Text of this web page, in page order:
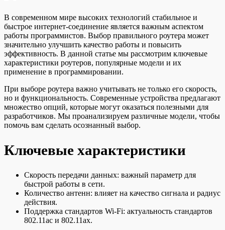
В современном мире высоких технологий стабильное и
быстрое интернет-соединение является важным аспектом
работы программистов. Выбор правильного роутера может
значительно улучшить качество работы и повысить
эффективность. В данной статье мы рассмотрим ключевые
характеристики роутеров, популярные модели и их
применение в программировании.
При выборе роутера важно учитывать не только его скорость,
но и функциональность. Современные устройства предлагают
множество опций, которые могут оказаться полезными для
разработчиков. Мы проанализируем различные модели, чтобы
помочь вам сделать осознанный выбор.
Ключевые характеристики
Скорость передачи данных: важный параметр для
быстрой работы в сети.
Количество антенн: влияет на качество сигнала и радиус
действия.
Поддержка стандартов Wi-Fi: актуальность стандартов
802.11ac и 802.11ax.